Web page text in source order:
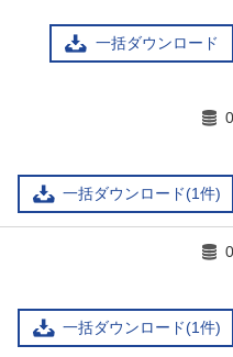
一括ダウンロード
一括ダウンロード(1件)
0
一括ダウンロード(1件)
0